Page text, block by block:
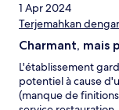
1 Apr 2024
Terjemahkan
Charmant, mais
L'établissement
potentiel à cause
(manque de